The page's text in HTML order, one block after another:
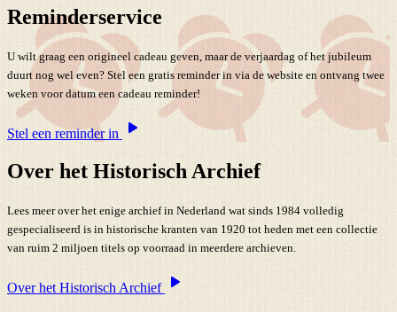
Reminderservice
U wilt graag een origineel cadeau geven, maar de verjaardag of het jubileum
duurt nog wel even? Stel een gratis reminder in via de website en ontvang twee
weken voor datum een cadeau reminder!
Stel een reminder in
Over het Historisch Archief
Lees meer over het enige archief in Nederland wat sinds 1984 volledig
gespecialiseerd is in historische kranten van 1920 tot heden met een collectie
van ruim 2 miljoen titels op voorraad in meerdere archieven.
Over het Historisch Archief